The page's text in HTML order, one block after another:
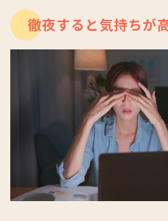
信。
YouTube：
https://
徹夜すると気持ちが